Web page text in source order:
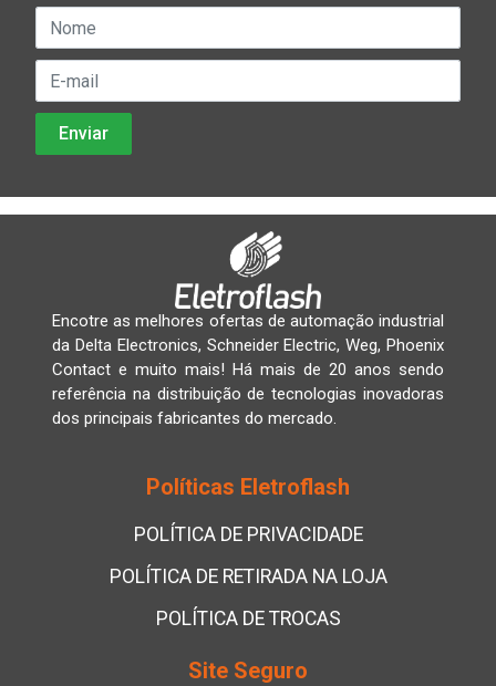
Encotre as melhores ofertas de automação industrial
da Delta Electronics, Schneider Electric, Weg, Phoenix
Contact e muito mais! Há mais de 20 anos sendo
referência na distribuição de tecnologias inovadoras
dos principais fabricantes do mercado.
Políticas Eletroflash
POLÍTICA DE PRIVACIDADE
POLÍTICA DE RETIRADA NA LOJA
POLÍTICA DE TROCAS
Site Seguro